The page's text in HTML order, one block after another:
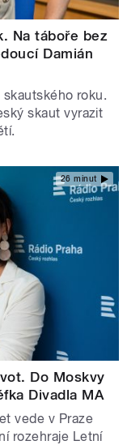
Na táboře bez
Damián
roku.
skaut vyrazit
26 minut
Do Moskvy
Divadla MA
vede v Praze
rozehraje Letní